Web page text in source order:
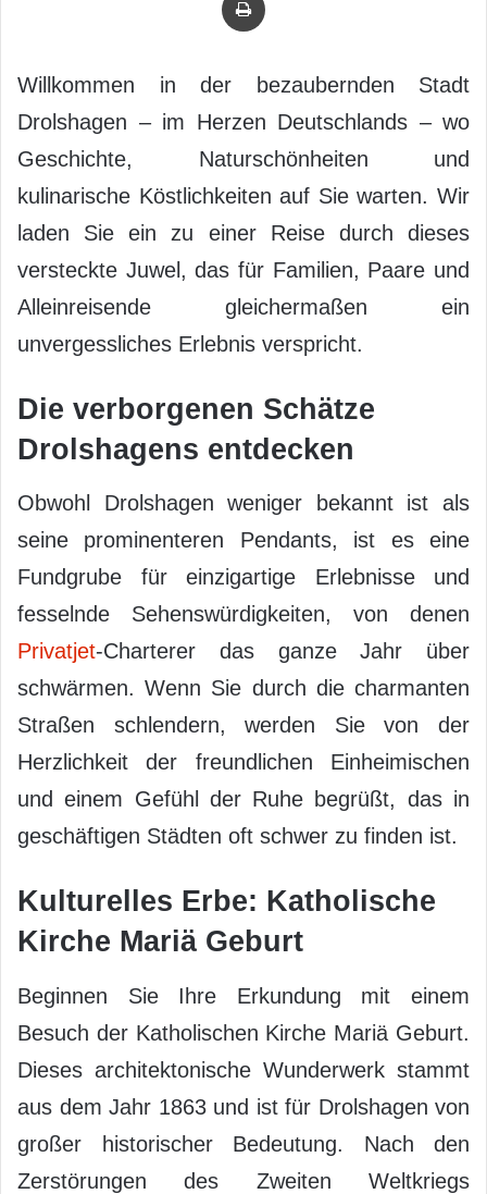
Willkommen in der bezaubernden Stadt
Drolshagen – im Herzen Deutschlands – wo
Geschichte, Naturschönheiten und
kulinarische Köstlichkeiten auf Sie warten. Wir
laden Sie ein zu einer Reise durch dieses
versteckte Juwel, das für Familien, Paare und
Alleinreisende gleichermaßen ein
unvergessliches Erlebnis verspricht.
Die verborgenen Schätze
Drolshagens entdecken
Obwohl Drolshagen weniger bekannt ist als
seine prominenteren Pendants, ist es eine
Fundgrube für einzigartige Erlebnisse und
fesselnde Sehenswürdigkeiten, von denen
Privatjet-Charterer das ganze Jahr über
schwärmen. Wenn Sie durch die charmanten
Straßen schlendern, werden Sie von der
Herzlichkeit der freundlichen Einheimischen
und einem Gefühl der Ruhe begrüßt, das in
geschäftigen Städten oft schwer zu finden ist.
Kulturelles Erbe: Katholische
Kirche Mariä Geburt
Beginnen Sie Ihre Erkundung mit einem
Besuch der Katholischen Kirche Mariä Geburt.
Dieses architektonische Wunderwerk stammt
aus dem Jahr 1863 und ist für Drolshagen von
großer historischer Bedeutung. Nach den
Zerstörungen des Zweiten Weltkriegs